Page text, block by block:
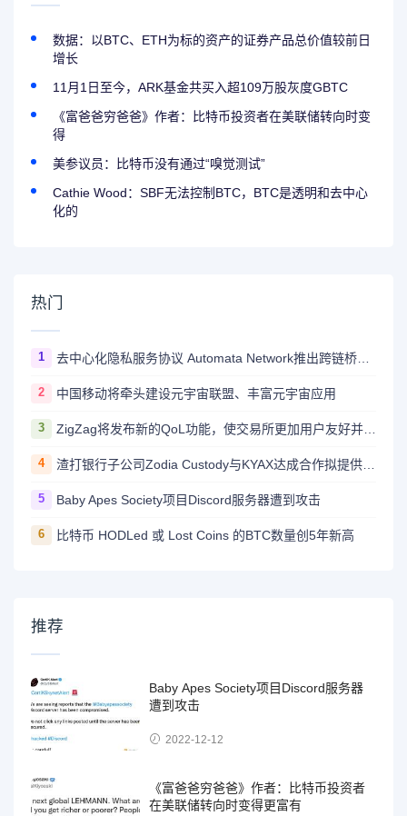
数据：以BTC、ETH为标的资产的证券产品总价值较前日
增长
11月1日至今，ARK基金共买入超109万股灰度GBTC
《富爸爸穷爸爸》作者：比特币投资者在美联储转向时变
得
美参议员：比特币没有通过“嗅觉测试”
Cathie Wood：SBF无法控制BTC，BTC是透明和去中心
化的
热门
1 去中心化隐私服务协议 Automata Network推出跨链桥Carrier
2 中国移动将牵头建设元宇宙联盟、丰富元宇宙应用
3 ZigZag将发布新的QoL功能，使交易所更加用户友好并与CEX竞争
4 渣打银行子公司Zodia Custody与KYAX达成合作拟提供基于审计、业务和监管报告的加密托管服务
5 Baby Apes Society项目Discord服务器遭到攻击
6 比特币 HODLed 或 Lost Coins 的BTC数量创5年新高
推荐
Baby Apes Society项目Discord服务器
遭到攻击
2022-12-12
《富爸爸穷爸爸》作者：比特币投资者
在美联储转向时变得更富有